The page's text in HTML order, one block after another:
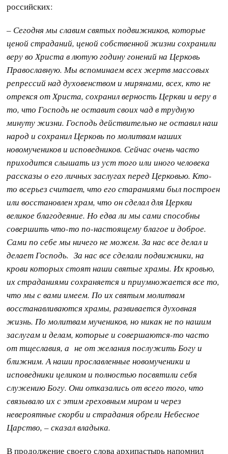
российских:
– Сегодня мы славим святых подвижников, которые
ценой страданий, ценой собственной жизни сохранили
веру во Христа в лютую годину гонений на Церковь
Православную. Мы вспоминаем всех жертв массовых
репрессий над духовенством и мирянами, всех, кто не
отрекся от Христа, сохранил верность Церкви и веру в
то, что Господь не оставит своих чад в трудную
минуту жизни. Господь действительно не оставил наш
народ и сохранил Церковь по молитвам наших
новомучеников и исповедников. Сейчас очень часто
приходится слышать из уст того или иного человека
рассказы о его личных заслугах перед Церковью. Кто-
то всерьез считает, что его стараниями был построен
или восстановлен храм, что он сделал для Церкви
великое благодеяние. Но едва ли мы сами способны
совершить что-то по-настоящему благое и доброе.
Сами по себе мы ничего не можем. За нас все делал и
делает Господь. За нас все сделали подвижники, на
крови которых стоят наши святые храмы. Их кровью,
их страданиями сохраняется и приумножается все то,
что мы с вами имеем. По их святым молитвам
восстанавливаются храмы, развивается духовная
жизнь. По молитвам мучеников, но никак не по нашим
заслугам и делам, которые и совершаются-то часто
от тщеславия, а не от желания послужить Богу и
ближним. А наши прославленные новомученики и
исповедники целиком и полностью посвятили себя
служению Богу. Они отказались от всего того, что
связывало их с этим греховным миром и через
невероятные скорби и страдания обрели Небесное
Царство, – сказал владыка.
В продолжение своего слова архипастырь напомнил